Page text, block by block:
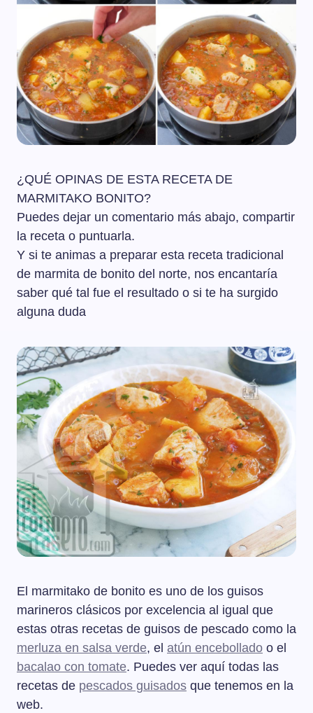
¿QUÉ OPINAS DE ESTA RECETA DE
MARMITAKO BONITO?
Puedes dejar un comentario más abajo, compartir
la receta o puntuarla.
Y si te animas a preparar esta receta tradicional
de marmita de bonito del norte, nos encantaría
saber qué tal fue el resultado o si te ha surgido
alguna duda
El marmitako de bonito es uno de los guisos
marineros clásicos por excelencia al igual que
estas otras recetas de guisos de pescado como la
merluza en salsa verde, el atún encebollado o el
bacalao con tomate. Puedes ver aquí todas las
recetas de pescados guisados que tenemos en la
web.